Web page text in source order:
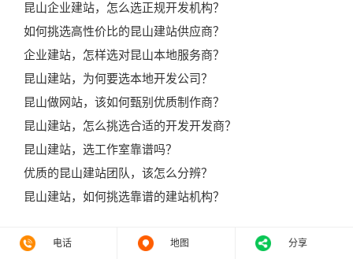
昆山企业建站，怎么选正规开发机构？
如何挑选高性价比的昆山建站供应商？
企业建站，怎样选对昆山本地服务商？
昆山建站，为何要选本地开发公司？
昆山做网站，该如何甄别优质制作商？
昆山建站，怎么挑选合适的开发开发商？
昆山建站，选工作室靠谱吗？
优质的昆山建站团队，该怎么分辨？
昆山建站，如何挑选靠谱的建站机构？
电话 地图 分享